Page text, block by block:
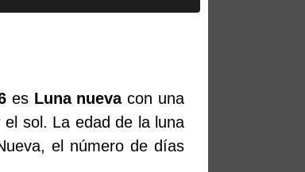
es Luna nuevacon una
sol. La edad de la luna
el número de días